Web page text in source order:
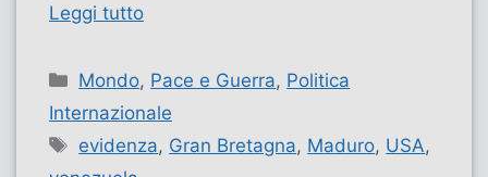
Leggi tutto
Categorie
Mondo, Pace e Guerra, Politica
Internazionale
Tag
evidenza, Gran Bretagna, Maduro, USA,